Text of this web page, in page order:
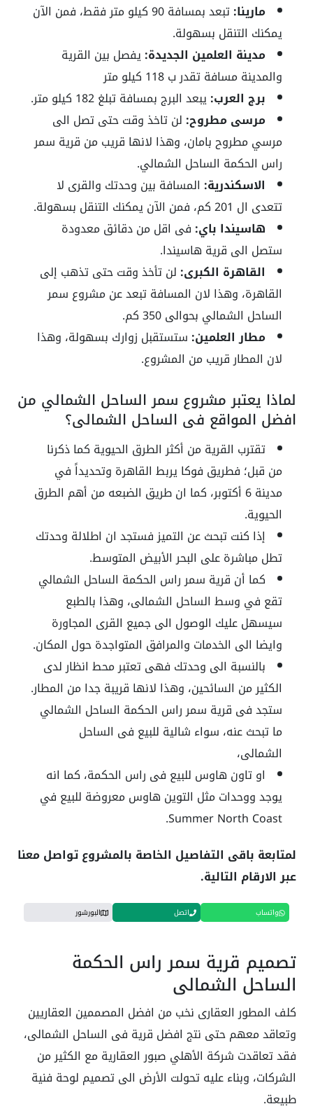
مارينا:
تبعد بمسافة 90 كيلو متر فقط، فمن الآن
يمكنك التنقل بسهولة.
مدينة العلمين الجديدة:يفصل بين القرية
والمدينة مسافة تقدر ب 118 كيلو متر
برج العرب:يبعد البرج بمسافة تبلغ 182 كيلو متر.
مرسى مطروح: لن تاخذ وقت حتى تصل الى
مرسي مطروح بامان، وهذا لانها قريب من قرية سمر
راس الحكمة الساحل الشمالي.
الاسكندرية: المسافة بين وحدتك والقرى لا
تتعدى ال 201 كم، فمن الآن يمكنك التنقل بسهولة.
هاسيندا باي: فى اقل من دقائق معدودة
ستصل الى قرية هاسيندا.
القاهرة الكبرى: لن تأخذ وقت حتى تذهب إلى
القاهرة، وهذا لان المسافة تبعد عن مشروع سمر
الساحل الشمالي بحوالى 350 كم.
مطار العلمين: ستستقبل زوارك بسهولة، وهذا
لان المطار قريب من المشروع.
لماذا يعتبر مشروع سمر الساحل الشمالي من
افضل المواقع فى الساحل الشمالى؟
تقترب القرية من أكثر الطرق الحيوية كما ذكرنا
من قبل؛ فطريق فوكا يربط القاهرة وتحديداً في
مدينة 6 أكتوبر، كما ان طريق الضبعه من أهم الطرق
الحيوية.
إذا كنت تبحث عن التميز فستجد ان اطلالة وحدتك
تطل مباشرة على البحر الأبيض المتوسط.
كما أن قرية سمر راس الحكمة الساحل الشمالي
تقع في وسط الساحل الشمالى، وهذا بالطبع
سيسهل عليك الوصول الى جميع القرى المجاورة
وايضا الى الخدمات والمرافق المتواجدة حول المكان.
بالنسبة الى وحدتك فهى تعتبر محط انظار لدى
الكثير من السائحين، وهذا لانها قريبة جدا من المطار.
ستجد فى قرية سمر راس الحكمة الساحل الشمالي
ما تبحث عنه، سواء شالية للبيع فى الساحل
الشمالى،
او تاون هاوس للبيع فى راس الحكمة، كما انه
يوجد ووحدات مثل التوين هاوس معروضة للبيع في
Summer North Coast.
لمتابعة باقى التفاصيل الخاصة بالمشروع تواصل معنا
عبر الارقام التالية.
واتساب اتصل البورشور
تصميم قرية سمر راس الحكمة
الساحل الشمالي
كلف المطور العقارى نخب من افضل المصممين العقاريين
وتعاقد معهم حتى نتج افضل قرية فى الساحل الشمالى،
فقد تعاقدت شركة الأهلي صبور العقارية مع الكثير من
الشركات، وبناء عليه تحولت الأرض الى تصميم لوحة فنية
طبيعة.